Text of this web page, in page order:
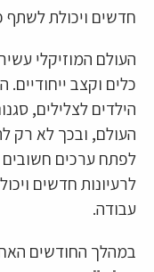
חדשים ויכולת
העולם המוזיקלי
כלים וקצב
הילדים לצלילים,
העולם, ובכך לא רק
לפתח ערכים
לרעיונות חדשים
עבודה.
במהלך החודשים